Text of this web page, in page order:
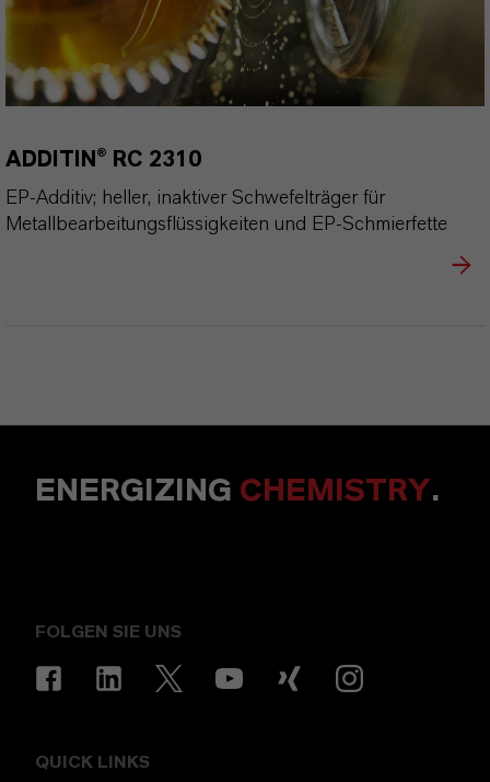
ADDITIN® RC 2310
EP-Additiv; heller, inaktiver Schwefelträger für
Metallbearbeitungsflüssigkeiten und EP-Schmierfette
ENERGIZING CHEMISTRY.
FOLGEN SIE UNS
QUICK LINKS